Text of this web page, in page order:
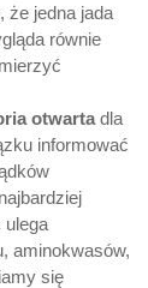
że jedna jada
równie
otwarta dla
informować
ulega
aminokwasów,
się